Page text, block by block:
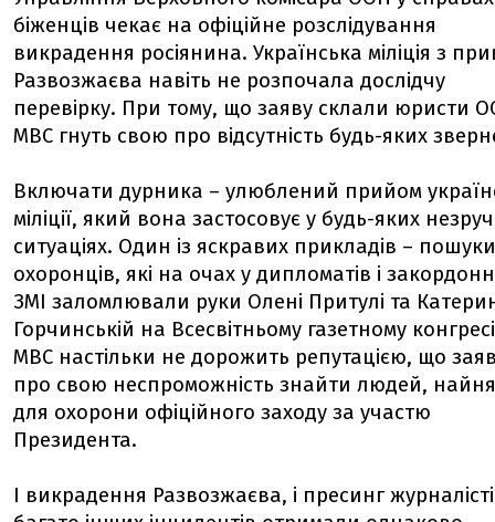
біженців чекає на офіційне розслідування
викрадення росіянина. Українська міліція з
Развозжаєва навіть не розпочала дослідчу
перевірку. При тому, що заяву склали юристи
МВС гнуть свою про відсутність будь-яких
Включати дурника – улюблений прийом
міліції, який вона застосовує у будь-яких
ситуаціях. Один із яскравих прикладів – пошуки
охоронців, які на очах у дипломатів і
ЗМІ заломлювали руки Олені Притулі та
Горчинській на Всесвітньому газетному
МВС настільки не дорожить репутацією, що
про свою неспроможність знайти людей,
для охорони офіційного заходу за участю
Президента.
І викрадення Развозжаєва, і пресинг